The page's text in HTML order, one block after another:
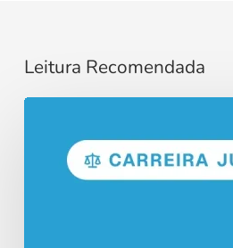
Leitura Recomendada
Procurador:
Funções